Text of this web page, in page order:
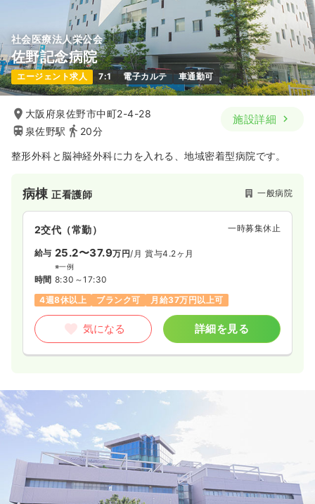
社会医療法人栄公会
佐野記念病院
エージェント求人 7:1 電子カルテ 車通勤可
大阪府泉佐野市中町2-4-28
泉佐野駅
20分
施設詳細
整形外科と脳神経外科に力を入れる、地域密着型病院です。
病棟正看護師 一般病院
2交代（常勤） 一時募集休止
給与 25.2〜37.9万円/月 賞与4.2ヶ月
※一例
時間 8:30～17:30
4週8休以上
ブランク可 月給37万円以上可
気になる 詳細を見る